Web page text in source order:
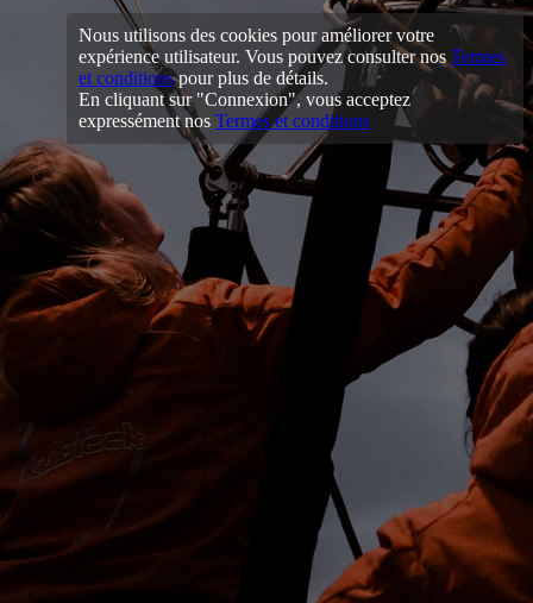
Nous utilisons des cookies pour améliorer votre
expérience utilisateur. Vous pouvez consulter nosTermes
et conditionspour plus de détails.
En cliquant sur "Connexion", vous acceptez
expressément nos Termes et conditions